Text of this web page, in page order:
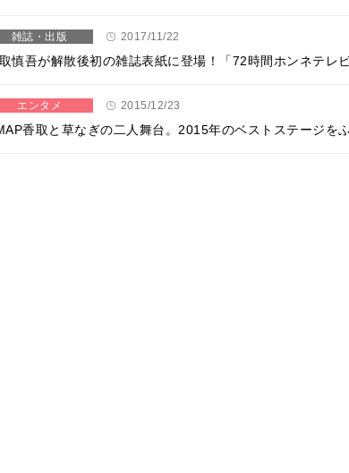
雑誌・出版 2017/11/22
慎吾が解散後初の雑誌表紙に登場！「72時間ホンネテレ
エンタメ 2015/12/23
香取と草なぎの二人舞台。2015年のベストステージを